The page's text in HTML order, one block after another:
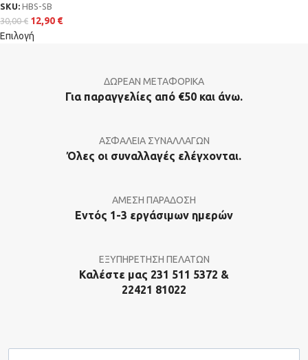
SKU: HBS-SB
30,00€ 12,90 €
Επιλογή
ΔΩΡΕΑΝ ΜΕΤΑΦΟΡΙΚΑ
Για παραγγελίες από €50 και άνω.
ΑΣΦΑΛΕΙΑ ΣΥΝΑΛΛΑΓΩΝ
Όλες οι συναλλαγές ελέγχονται.
ΑΜΕΣΗ ΠΑΡΑΔΟΣΗ
Εντός 1-3 εργάσιμων ημερών
ΕΞΥΠΗΡΕΤΗΣΗ ΠΕΛΑΤΩΝ
Καλέστε μας 231 511 5372 &
22421 81022